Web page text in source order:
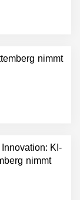
nimmt
KI-
nimmt